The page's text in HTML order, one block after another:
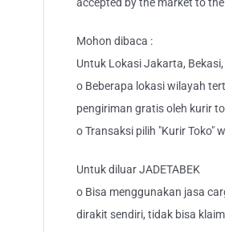
Mohon dibaca :
Untuk Lokasi Jakarta,
o Beberapa lokasi wilayah
pengiriman gratis oleh kurir
o Transaksi pilih "Kurir Toko"
Untuk diluar JADETABEK
o Bisa menggunakan jasa
dirakit sendiri, tidak bisa